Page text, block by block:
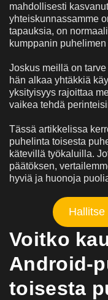
mahdollisesti
yhteiskunnassamme
tapauksia, on
kumppanin
Joskus meillä on
hän alkaa yhtäkkiä
yksityisyys rajoittaa
vaikea tehdä
Tässä artikkelissa
puhelinta toisesta
kätevillä työkaluilla.
päätöksen,
hyviä ja huonoja
Voitko
Android-
toisesta